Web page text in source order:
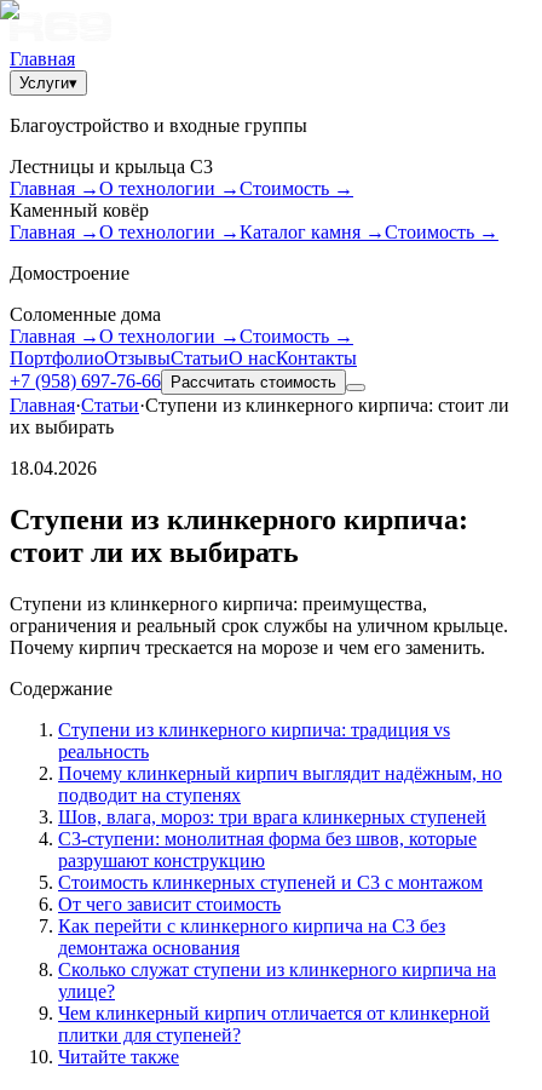
Главная
Услуги▾
Благоустройство и входные группы
Лестницы и крыльца С3
Главная →О технологии →Стоимость →
Каменный ковёр
Главная →О технологии →Каталог камня →Стоимость →
Домостроение
Соломенные дома
Главная →О технологии →Стоимость →
ПортфолиоОтзывыСтатьиО насКонтакты
+7 (958) 697-76-66
Рассчитать стоимость
Главная·Статьи·Ступени из клинкерного кирпича: стоит ли
их выбирать
18.04.2026
Ступени из клинкерного кирпича:
стоит ли их выбирать
Ступени из клинкерного кирпича: преимущества,
ограничения и реальный срок службы на уличном крыльце.
Почему кирпич трескается на морозе и чем его заменить.
Содержание
Ступени из клинкерного кирпича: традиция vs
реальность
Почему клинкерный кирпич выглядит надёжным, но
подводит на ступенях
Шов, влага, мороз: три врага клинкерных ступеней
С3-ступени: монолитная форма без швов, которые
разрушают конструкцию
Стоимость клинкерных ступеней и С3 с монтажом
От чего зависит стоимость
Как перейти с клинкерного кирпича на С3 без
демонтажа основания
Сколько служат ступени из клинкерного кирпича на
улице?
Чем клинкерный кирпич отличается от клинкерной
плитки для ступеней?
Читайте также